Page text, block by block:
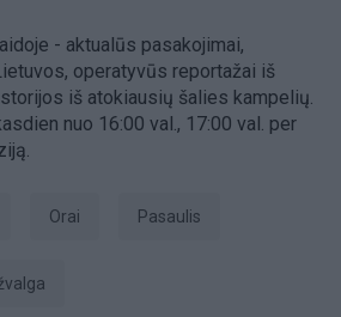
- aktualūs pasakojimai,
operatyvūs reportažai iš
iš atokiausių šalies kampelių.
nuo 16:00 val., 17:00 val. per
Orai pasaulis